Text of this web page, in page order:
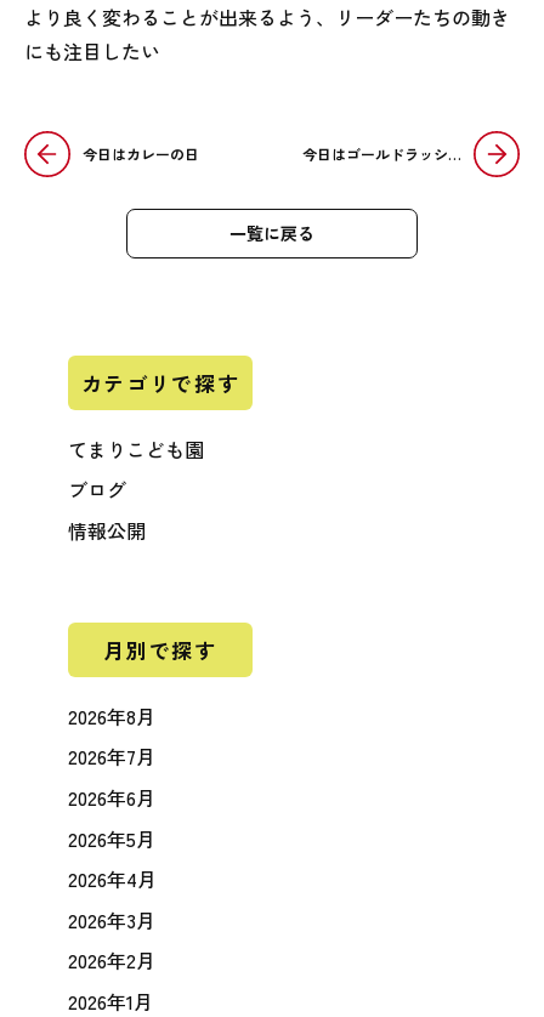
より良く変わることが出来るよう、リーダーたちの動き
にも注目したい
今日はカレーの日
一覧に戻る
今日はゴールドラッシ…
カテゴリで探す
てまりこども園
ブログ
情報公開
月別で探す
2026年8月
2026年7月
2026年6月
2026年5月
2026年4月
2026年3月
2026年2月
2026年1月